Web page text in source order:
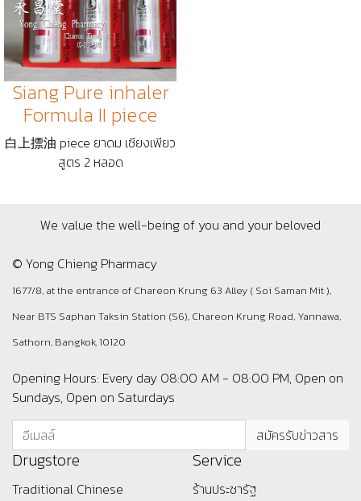
Siang Pure inhaler
Formula II piece
白上摽油 piece ยาดม เซียงเพียว
สูตร 2 หลอด
We value the well-being of you and your beloved
© Yong Chieng Pharmacy
1677/8, at the entrance of Chareon Krung 63 Alley ( Soi Saman Mit ),
Near BTS Saphan Taksin Station (S6), Chareon Krung Road, Yannawa,
Sathorn, Bangkok, 10120
Opening Hours: Every day 08:00 AM - 08:00 PM, Open on
Sundays, Open on Saturdays
Drugstore
Traditional Chinese
Service
ร้านประชารัฐ